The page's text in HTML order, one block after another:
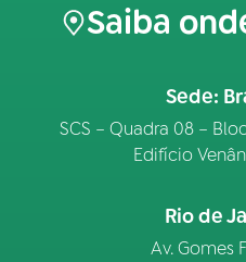
Saiba
Sede:
SCS – Quadra 08 –
Edifício
Rio de
Av. Gomes